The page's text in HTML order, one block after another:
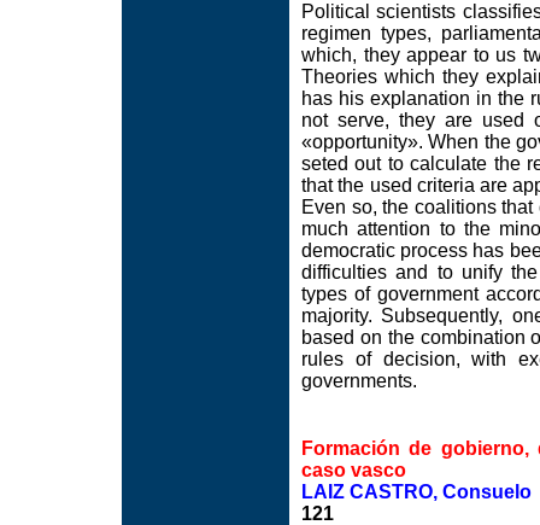
Political scientists
regimen types,
which, they appear to us
Theories which they
has his explanation in the
not serve, they are used
«opportunity». When the
seted out to calculate the
that the used criteria are
Even so, the coalitions
much attention to the
democratic process has
difficulties and to unify
types of government
majority. Subsequently,
based on the combination
rules of decision, with
governments.
Formación de
caso vasco
LAIZ CASTRO, Consuelo
121